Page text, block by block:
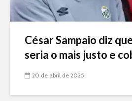
César Sampaio diz
seria o mais justo e
20 de abril de 2025